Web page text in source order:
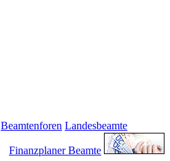
Beamtenforen Landesbeamte
Finanzplaner Beamte